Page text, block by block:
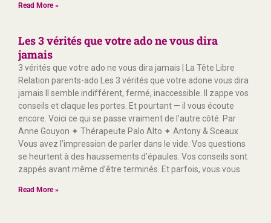
Read More »
Les 3 vérités que votre ado ne vous dira
jamais
3 vérités que votre ado ne vous dira jamais | La Tête Libre
Relation parents-ado Les 3 vérités que votre adone vous dira
jamais Il semble indifférent, fermé, inaccessible. Il zappe vos
conseils et claque les portes. Et pourtant — il vous écoute
encore. Voici ce qui se passe vraiment de l’autre côté. Par
Anne Gouyon ✦ Thérapeute Palo Alto ✦ Antony & Sceaux
Vous avez l’impression de parler dans le vide. Vos questions
se heurtent à des haussements d’épaules. Vos conseils sont
zappés avant même d’être terminés. Et parfois, vous vous
Read More »